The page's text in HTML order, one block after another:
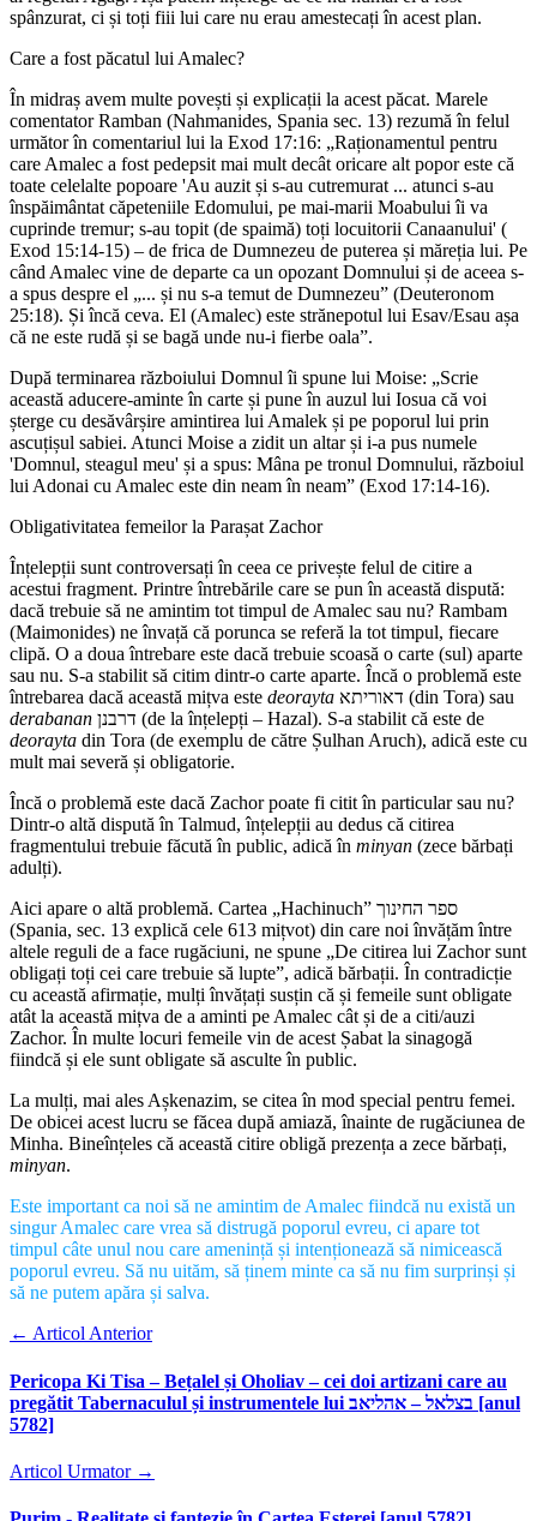
spânzurat, ci și toți fiii lui care nu erau amestecați în acest plan.
Care a fost păcatul lui Amalec?
În midraș avem multe povești și explicații la acest păcat. Marele
comentator Ramban (Nahmanides, Spania sec. 13) rezumă în felul
următor în comentariul lui la Exod 17:16: „Raționamentul pentru
care Amalec a fost pedepsit mai mult decât oricare alt popor este că
toate celelalte popoare 'Au auzit și s-au cutremurat ... atunci s-au
înspăimântat căpeteniile Edomului, pe mai-marii Moabului îi va
cuprinde tremur; s-au topit (de spaimă) toți locuitorii Canaanului' (
Exod 15:14-15) – de frica de Dumnezeu de puterea și măreția lui. Pe
când Amalec vine de departe ca un opozant Domnului și de aceea s-
a spus despre el „... și nu s-a temut de Dumnezeu” (Deuteronom
25:18). Și încă ceva. El (Amalec) este strănepotul lui Esav/Esau așa
că ne este rudă și se bagă unde nu-i fierbe oala”.
După terminarea războiului Domnul îi spune lui Moise: „Scrie
această aducere-aminte în carte și pune în auzul lui Iosua că voi
șterge cu desăvârșire amintirea lui Amalek și pe poporul lui prin
ascuțișul sabiei. Atunci Moise a zidit un altar și i-a pus numele
'Domnul, steagul meu' și a spus: Mâna pe tronul Domnului, războiul
lui Adonai cu Amalec este din neam în neam” (Exod 17:14-16).
Obligativitatea femeilor la Parașat Zachor
Înțelepții sunt controversați în ceea ce privește felul de citire a
acestui fragment. Printre întrebările care se pun în această dispută:
dacă trebuie să ne amintim tot timpul de Amalec sau nu? Rambam
(Maimonides) ne învață că porunca se referă la tot timpul, fiecare
clipă. O a doua întrebare este dacă trebuie scoasă o carte (sul) aparte
sau nu. S-a stabilit să citim dintr-o carte aparte. Încă o problemă este
întrebarea dacă această mițva este deorayta
דאוריתא (din Tora) sau
derabanan
דרבנן (de la înțelepți – Hazal). S-a stabilit că este de
deorayta din Tora (de exemplu de către Șulhan Aruch), adică este cu
mult mai severă și obligatorie.
Încă o problemă este dacă Zachor poate fi citit în particular sau nu?
Dintr-o altă dispută în Talmud, înțelepții au dedus că citirea
fragmentului trebuie făcută în public, adică în minyan (zece bărbați
adulți).
Aici apare o altă problemă. Cartea „Hachinuch” ספר החינוך
(Spania, sec. 13 explică cele 613 mițvot) din care noi învățăm între
altele reguli de a face rugăciuni, ne spune „De citirea lui Zachor sunt
obligați toți cei care trebuie să lupte”, adică bărbații. În contradicție
cu această afirmație, mulți învățați susțin că și femeile sunt obligate
atât la această mițva de a aminti pe Amalec cât și de a citi/auzi
Zachor. În multe locuri femeile vin de acest Șabat la sinagogă
fiindcă și ele sunt obligate să asculte în public.
La mulți, mai ales Așkenazim, se citea în mod special pentru femei.
De obicei acest lucru se făcea după amiază, înainte de rugăciunea de
Minha. Bineînțeles că această citire obligă prezența a zece bărbați,
minyan.
Este important ca noi să ne amintim de Amalec fiindcă nu există un
singur Amalec care vrea să distrugă poporul evreu, ci apare tot
timpul câte unul nou care amenință și intenționează să nimicească
poporul evreu. Să nu uităm, să ținem minte ca să nu fim surprinși și
să ne putem apăra și salva.
← Articol Anterior
Pericopa Ki Tisa – Bețalel și Oholiav – cei doi artizani care au
pregătit Tabernaculul și instrumentele lui בצלאל – אהליאב [anul
5782]
Articol Urmator →